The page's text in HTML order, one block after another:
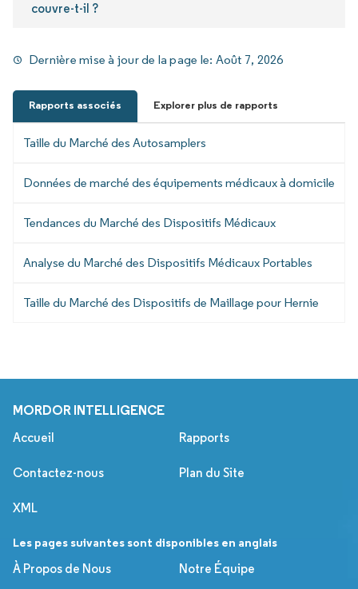
couvre-t-il ?
Dernière mise à jour de la page le: Août 7, 2026
Rapports associés Explorer plus de rapports
Taille du Marché des Autosamplers
Données de marché des équipements médicaux à domicile
Tendances du Marché des Dispositifs Médicaux
Analyse du Marché des Dispositifs Médicaux Portables
Taille du Marché des Dispositifs de Maillage pour Hernie
MORDOR INTELLIGENCE
Accueil Rapports
Contactez-nous Plan du Site
XML
Les pages suivantes sont disponibles en anglais
À Propos de Nous
Notre Équipe